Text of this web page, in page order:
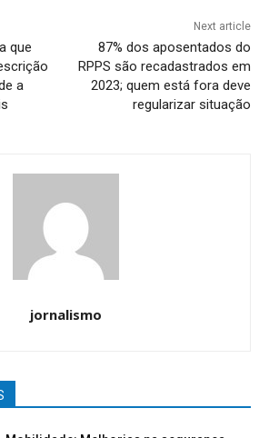
que
a
Next article
87% dos aposentados do
RPPS são recadastrados em
2023; quem está fora deve
regularizar situação
jornalismo